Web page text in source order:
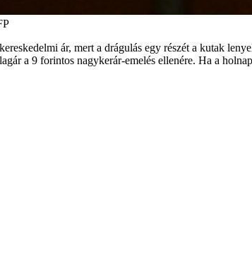
ár, mert a drágulás egy részét a kutak
a 9 forintos nagykerár-emelés ellenére. Ha a